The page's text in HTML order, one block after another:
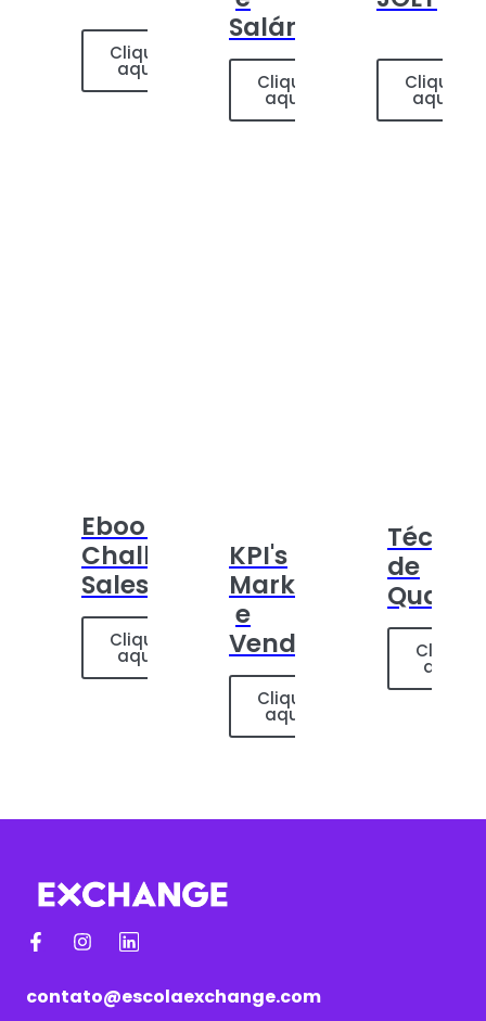
Clique
aqui
Ebook:
Challenger
Sales
Clique
aqui
Salários
Clique
aqui
KPI's
Marketing
e
Vendas
Clique
aqui
Clique
aqui
de
Clique
aqui
contato@escolaexchange.com